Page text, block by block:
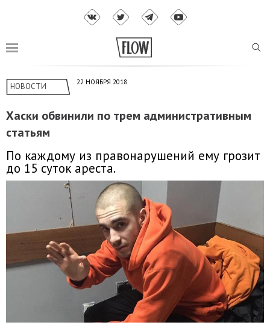
НОВОСТИ 22 НОЯБРЯ 2018
Хаски обвинили по трем административным
статьям
По каждому из правонарушений ему грозит
до 15 суток ареста.